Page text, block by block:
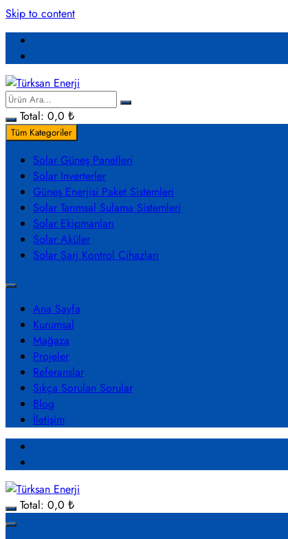
Skip to content
Total: 0,0 ₺
Tüm Kategoriler
Solar Güneş Panelleri
Solar Inverterler
Güneş Enerjisi Paket Sistemleri
Solar Tarımsal Sulama Sistemleri
Solar Ekipmanları
Solar Aküler
Solar Şarj Kontrol Cihazları
Ana Sayfa
Kurumsal
Mağaza
Projeler
Referanslar
Sıkça Sorulan Sorular
Blog
İletişim
Total: 0,0 ₺